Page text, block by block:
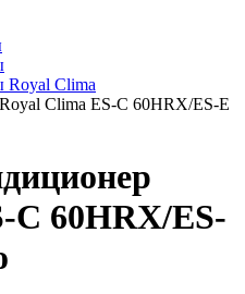
Royal Clima
Clima ES-C 60HRX/ES-E
C 60HRX/ES-